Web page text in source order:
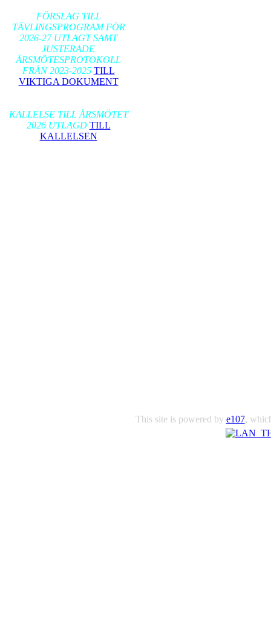
FÖRSLAG TILL
TÄVLINGSPROGRAM FÖR
2026-27 UTLAGT SAMT
JUSTERADE
ÅRSMÖTESPROTOKOLL
FRÅN 2023-2025 TILL
VIKTIGA DOKUMENT
KALLELSE TILL ÅRSMÖTET
2026 UTLAGD TILL
KALLELSEN
This site is powered by e107,